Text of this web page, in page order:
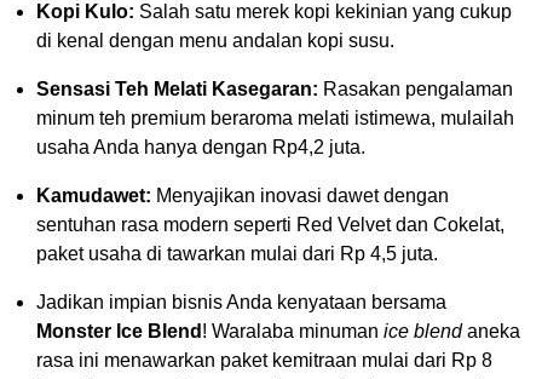
Kopi Kulo: Salah satu merek kopi kekinian yang cukup
di kenal dengan menu andalan kopi susu.
Sensasi Teh Melati Kasegaran: Rasakan pengalaman
minum teh premium beraroma melati istimewa, mulailah
usaha Anda hanya dengan Rp4,2 juta.
Kamudawet: Menyajikan inovasi dawet dengan
sentuhan rasa modern seperti Red Velvet dan Cokelat,
paket usaha di tawarkan mulai dari Rp 4,5 juta.
Jadikan impian bisnis Anda kenyataan bersama
Monster Ice Blend ! Waralaba minuman ice blend aneka
rasa ini menawarkan paket kemitraan mulai dari Rp 8